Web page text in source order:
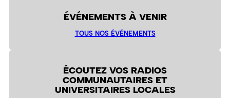
ÉVÉNEMENTS À VENIR
TOUS NOS ÉVÉNEMENTS
ÉCOUTEZ VOS RADIOS
COMMUNAUTAIRES ET
UNIVERSITAIRES LOCALES